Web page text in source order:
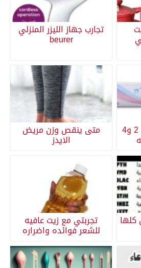
تجارب جهاز الليزر المنزلي
beurer
الفرق بين هاي كوين 2 و4 متى ينقص وزن مريض
الايدز
تجربتي مع زيت عافيه
للشعر فوائده واضراره